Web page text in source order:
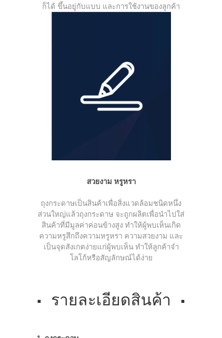
ก็ได้ ขึ้นอยู่กับแบบ และการใช้งานของลูกค้า
สวยงาม หรูหรา
ถุงกระดาษเป็นสินค้าเพื่อสิ่งแวดล้อมชนิดหนึ่ง
ส่วนใหญ่แล้วถุงกระดาษ จะถูกผลิตเพื่อนำไปใส่
สินค้าที่มีมูลค่าค่อนข้างสูง ทำให้ผู้พบเห็นเกิด
ความหรูสึกถึงความหรูหรา ความสวยงาม และ
เป็นจุดสังเกตง่ายแก่ผู้พบเห็น ทำให้ลูกค้าจำ
โลโก้หรือสัญลักษณ์ได้ง่าย
รายละเอียดสินค้า